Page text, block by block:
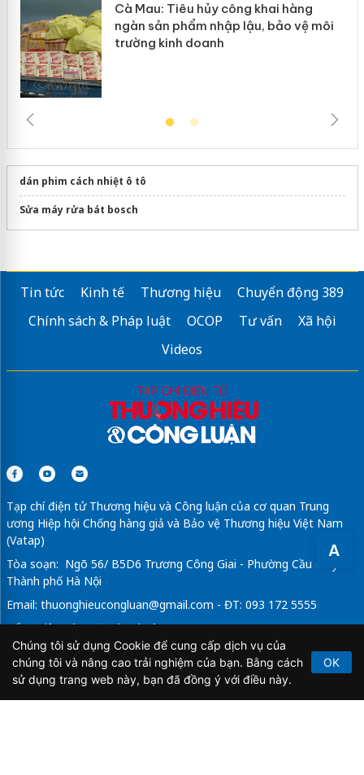
A
Cà Mau: Tiêu hủy công khai hàng
ngàn sản phẩm nhập lậu, bảo vệ môi
trường kinh doanh
dán phim cách nhiệt ô tô
Sửa máy rửa bát bosch
Tin tức Kinh tế Thương hiệu
Chuyển động 389
Chính sách & Pháp luật
OCOP Tư vấn
Xã hội
Videos
Tạp chí điện tử Thương hiệu và Công luận của cơ quan Trung
ương Hiệp hội Chống hàng giả và Bảo vệ Thương hiệu Việt Nam
(Vatap)
Tòa soạn: Ngõ 56/ B5D6 Trương Công Giai - Phường Cầu Giấy -
Thành phố Hà Nội
Email: thuonghieucongluan@gmail.com - ĐT: 093 172 5555
Tổng Biên Tập: Vũ Đức Thuận
Giấy phép hoạt động báo chí điện tử số 64/GP-BTTTT do Bộ
Thông tin và Truyền thông cấp ngày 21/2/2020.
Chúng tôi sử dụng Cookie để cung cấp dịch vụ của
chúng tôi và nâng cao trải nghiệm của bạn. Bằng cách
sử dụng trang web này, bạn đã đồng ý với điều này.
OK